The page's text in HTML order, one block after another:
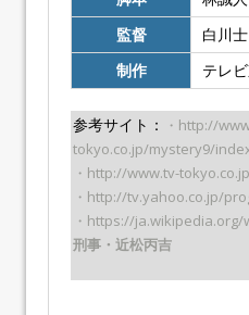
監督
白川士
制作
テレ
参考サイト：
・http://
tokyo.co.jp/mystery9/
・http://www.tv-
・http://tv.yahoo.co.jp/
・https://ja.wikipedia.org/
刑事・近松丙吉